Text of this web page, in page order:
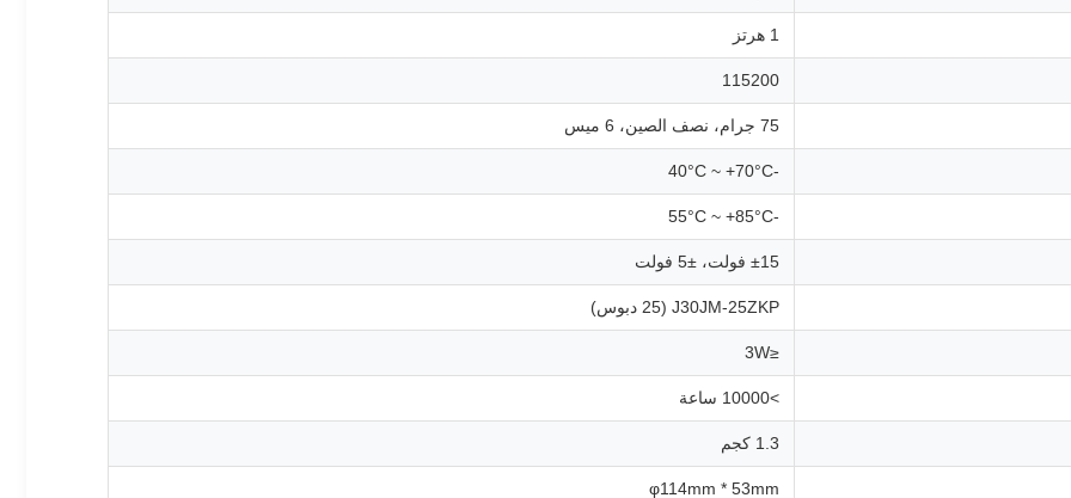
1 هرتز
115200
75 جرام، نصف الصين، 6 ميس
-40°C ~ +70°C
-55°C ~ +85°C
±15 فولت، ±5 فولت
J30JM-25ZKP (25 دبوس)
≤3W
>10000 ساعة
1.3 كجم
φ114mm * 53mm